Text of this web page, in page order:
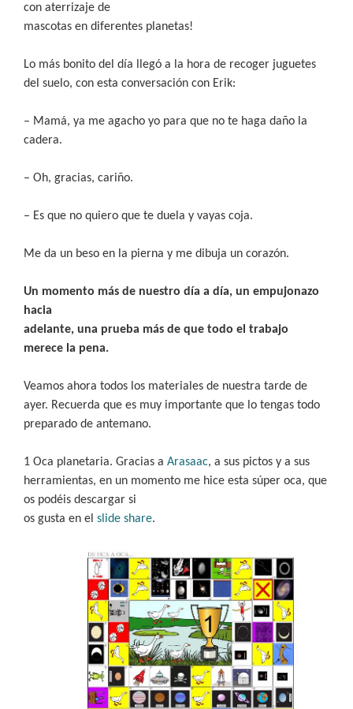
con aterrizaje de
mascotas en diferentes planetas!
Lo más bonito del día llegó a la hora de recoger juguetes
del suelo, con esta conversación con Erik:
– Mamá, ya me agacho yo para que no te haga daño la
cadera.
– Oh, gracias, cariño.
– Es que no quiero que te duela y vayas coja.
Me da un beso en la pierna y me dibuja un corazón.
Un momento más de nuestro día a día, un empujonazo
hacia
adelante, una prueba más de que todo el trabajo
merece la pena.
Veamos ahora todos los materiales de nuestra tarde de
ayer. Recuerda que es muy importante que lo tengas todo
preparado de antemano.
1 Oca planetaria. Gracias a Arasaac, a sus pictos y a sus
herramientas, en un momento me hice esta súper oca, que
os podéis descargar si
os gusta en el slide share.